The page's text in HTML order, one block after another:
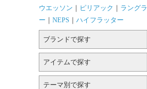
ウエッソン ｜ ピリアック ｜ ラングラ
ー ｜ NEPS ｜ ハイフラッター
ブランドで探す
アイテムで探す
テーマ別で探す